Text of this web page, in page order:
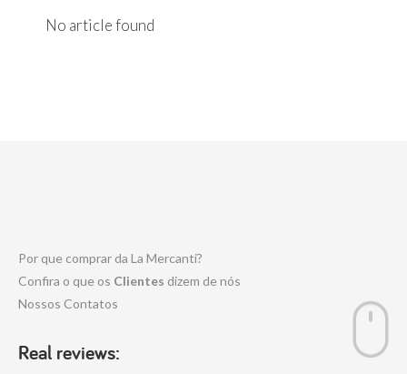
No article found
Por que comprar da La Mercanti?
Confira o que os Clientes dizem de nós
Nossos Contatos
Real reviews: